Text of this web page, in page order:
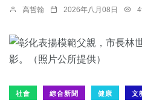
高哲翰 2026年八月08日
社會 綜合新聞 健康 文